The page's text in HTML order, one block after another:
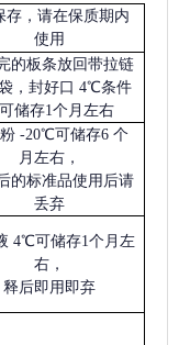
，请在保质期内
使用
的板条放回带拉链
，封好口 4℃条件
储存1个月左右
-20℃可储存6 个
月左右，
的标准品使用后请
丢弃
4℃可储存1个月左
右，
释后即用即弃